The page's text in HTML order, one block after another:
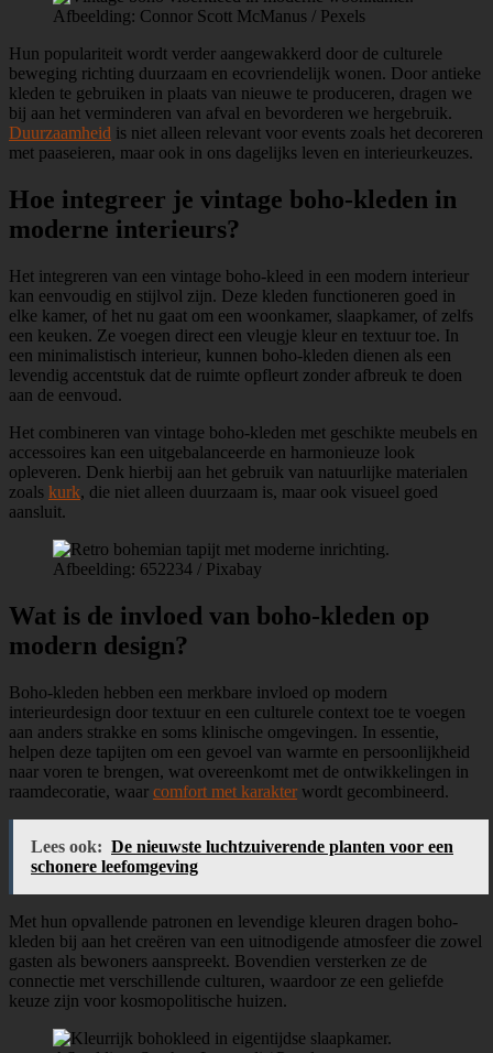
Afbeelding: Connor Scott McManus / Pexels
Hun populariteit wordt verder aangewakkerd door de culturele
beweging richting duurzaam en ecovriendelijk wonen. Door antieke
kleden te gebruiken in plaats van nieuwe te produceren, dragen we
bij aan het verminderen van afval en bevorderen we hergebruik.
Duurzaamheid is niet alleen relevant voor events zoals het decoreren
met paaseieren, maar ook in ons dagelijks leven en interieurkeuzes.
Hoe integreer je vintage boho-kleden in
moderne interieurs?
Het integreren van een vintage boho-kleed in een modern interieur
kan eenvoudig en stijlvol zijn. Deze kleden functioneren goed in
elke kamer, of het nu gaat om een woonkamer, slaapkamer, of zelfs
een keuken. Ze voegen direct een vleugje kleur en textuur toe. In
een minimalistisch interieur, kunnen boho-kleden dienen als een
levendig accentstuk dat de ruimte opfleurt zonder afbreuk te doen
aan de eenvoud.
Het combineren van vintage boho-kleden met geschikte meubels en
accessoires kan een uitgebalanceerde en harmonieuze look
opleveren. Denk hierbij aan het gebruik van natuurlijke materialen
zoals kurk, die niet alleen duurzaam is, maar ook visueel goed
aansluit.
Afbeelding: 652234 / Pixabay
Wat is de invloed van boho-kleden op
modern design?
Boho-kleden hebben een merkbare invloed op modern
interieurdesign door textuur en een culturele context toe te voegen
aan anders strakke en soms klinische omgevingen. In essentie,
helpen deze tapijten om een gevoel van warmte en persoonlijkheid
naar voren te brengen, wat overeenkomt met de ontwikkelingen in
raamdecoratie, waar comfort met karakter wordt gecombineerd.
Lees ook: De nieuwste luchtzuiverende planten voor een
schonere leefomgeving
Met hun opvallende patronen en levendige kleuren dragen boho-
kleden bij aan het creëren van een uitnodigende atmosfeer die zowel
gasten als bewoners aanspreekt. Bovendien versterken ze de
connectie met verschillende culturen, waardoor ze een geliefde
keuze zijn voor kosmopolitische huizen.